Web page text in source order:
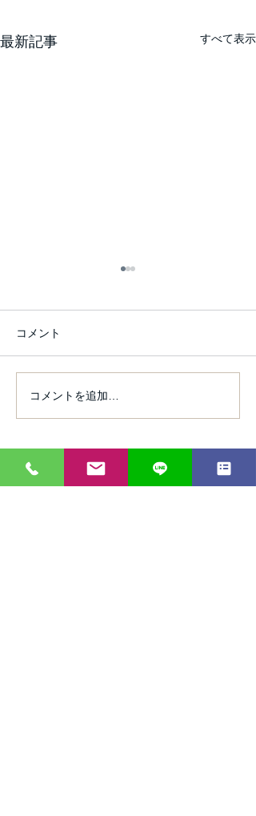
最新記事 すべて表示
未経験でもぜんぜん大丈
夫――初心者専門だから
コメント
コメントを追加…